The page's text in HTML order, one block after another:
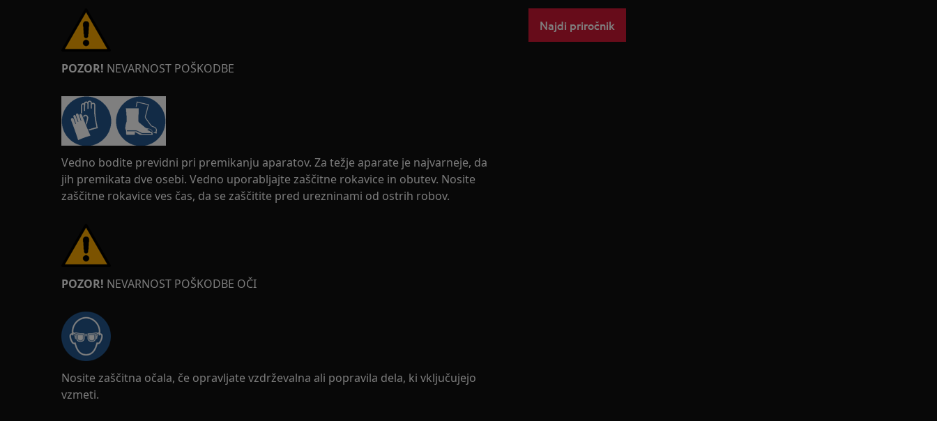
POZOR! NEVARNOST POŠKODBE
Vedno bodite previdni pri premikanju aparatov. Za težje aparate je najvarneje, da
jih premikata dve osebi. Vedno uporabljajte zaščitne rokavice in obutev. Nosite
zaščitne rokavice ves čas, da se zaščitite pred urezninami od ostrih robov.
POZOR! NEVARNOST POŠKODBE OČI
Nosite zaščitna očala, če opravljate vzdrževalna ali popravila dela, ki vključujejo
vzmeti.
Najdi priročnik